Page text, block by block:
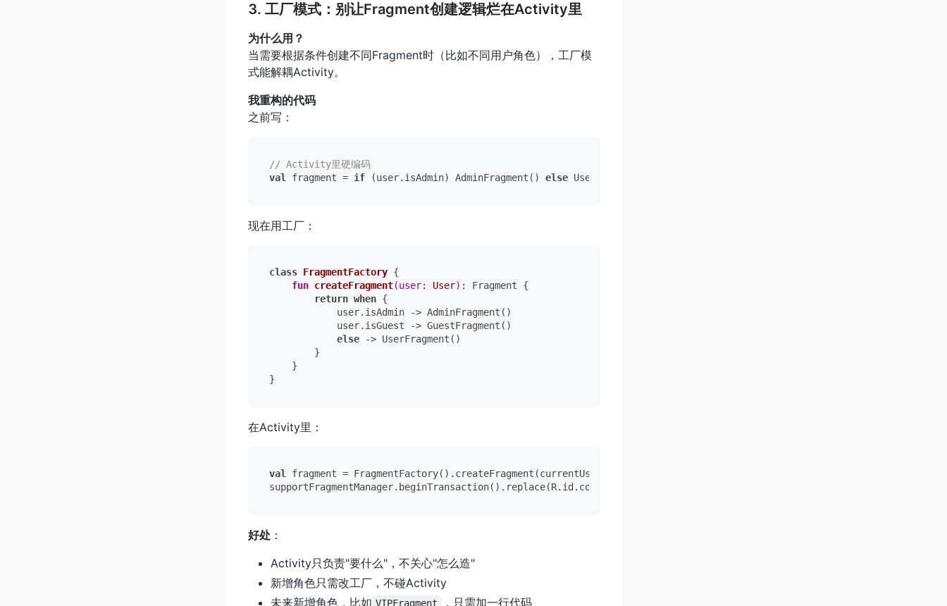
3. 工厂模式：别让Fragment创建逻辑烂在Activity里
为什么用？
当需要根据条件创建不同Fragment时（比如不同用户角色），工厂模
式能解耦Activity。
我重构的代码
之前写：
// Activity里硬编码
val
fragment = if (user.isAdmin) AdminFragment() else
现在用工厂：
class FragmentFactory {
fun createFragment(user: User) : Fragment {
return when {
            user.isAdmin -> AdminFragment()
            user.isGuest -> GuestFragment()
else -> UserFragment()
        }
    }
在Activity里：
val fragment = FragmentFactory().createFragment(currentUser)
好处：
Activity只负责"要什么"，不关心"怎么造"
新增角色只需改工厂，不碰Activity
未来新增角色，比如 VIPFragment ，只需加一行代码